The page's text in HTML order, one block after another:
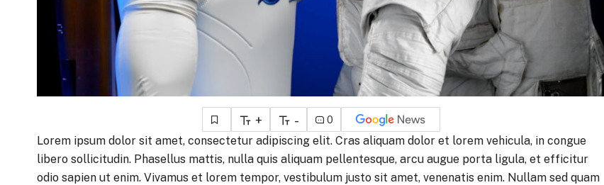
+ - 0
Lorem ipsum dolor sit amet, consectetur adipiscing elit. Cras aliquam dolor et lorem vehicula, in congue
libero sollicitudin. Phasellus mattis, nulla quis aliquam pellentesque, arcu augue porta ligula, et efficitur
odio sapien ut enim. Vivamus et lorem tempor, vestibulum justo sit amet, venenatis enim. Nullam sed quam